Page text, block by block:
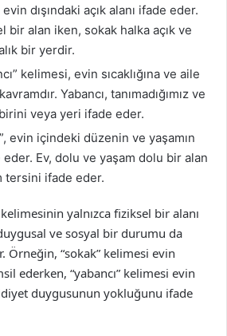
evin dışındaki açık alanı ifade eder.
bir alan iken, sokak halka açık ve
bir yerdir.
kelimesi, evin sıcaklığına ve aile
Yabancı, tanımadığımız ve
birini veya yeri ifade eder.
evin içindeki düzenin ve yaşamın
Ev, dolu ve yaşam dolu bir alan
tersini ifade eder.
kelimesinin yalnızca fiziksel bir alanı
ve sosyal bir durumu da
“sokak” kelimesi evin
ederken, “yabancı” kelimesi evin
duygusunun yokluğunu ifade